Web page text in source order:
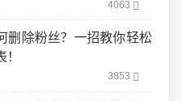
4063
删除粉丝？一招教你轻松
3853